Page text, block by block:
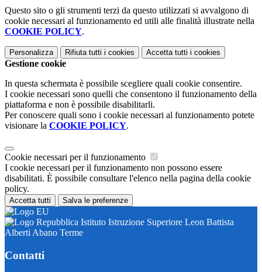
Questo sito o gli strumenti terzi da questo utilizzati si avvalgono di
cookie necessari al funzionamento ed utili alle finalità illustrate nella
COOKIE POLICY.
Personalizza Rifiuta tutti i cookies Accetta tutti i cookies
Gestione cookie
In questa schermata è possibile scegliere quali cookie consentire.
I cookie necessari sono quelli che consentono il funzionamento della
piattaforma e non è possibile disabilitarli.
Per conoscere quali sono i cookie necessari al funzionamento potete
visionare la COOKIE POLICY.
Cookie necessari per il funzionamento
I cookie necessari per il funzionamento non possono essere
disabilitati. È possibile consultare l'elenco nella pagina della cookie
policy.
Accetta tutti Salva le preferenze
Istituto Istruzione Superiore Leon Battista
Alberti Abano Terme
Contatti